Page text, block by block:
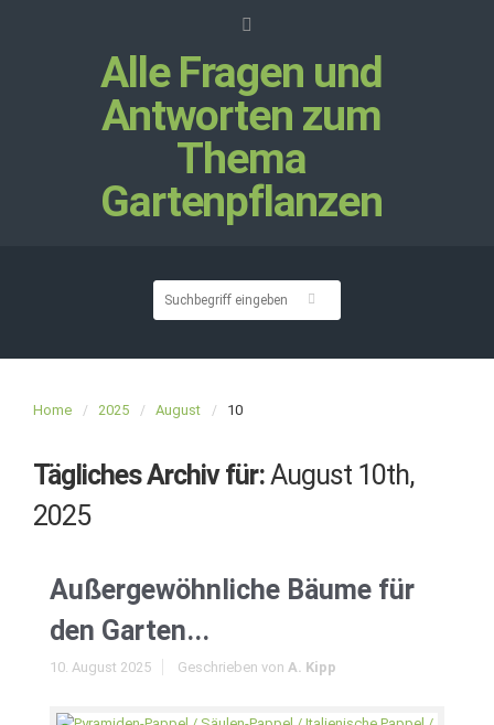
Alle Fragen und
Antworten zum
Thema
Gartenpflanzen
Home 2025 August 10
Tägliches Archiv für:August 10th,
2025
Außergewöhnliche Bäume für
den Garten...
10. August 2025 Geschrieben von A. Kipp